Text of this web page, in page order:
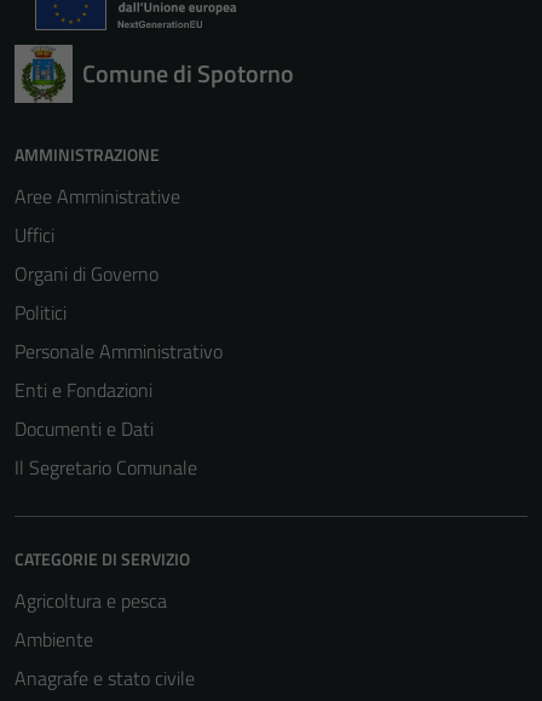
Comune di Spotorno
AMMINISTRAZIONE
Aree Amministrative
Uffici
Organi di Governo
Politici
Personale Amministrativo
Enti e Fondazioni
Documenti e Dati
Il Segretario Comunale
CATEGORIE DI SERVIZIO
Agricoltura e pesca
Ambiente
Anagrafe e stato civile